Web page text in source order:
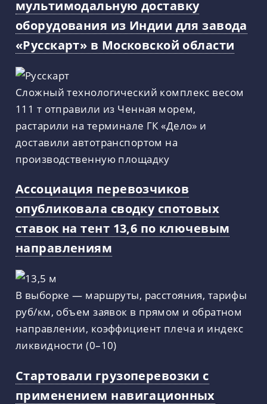
мультимодальную доставку
оборудования из Индии для завода
«Русскарт» в Московской области
Сложный технологический комплекс весом
111 т отправили из Ченная морем,
растарили на терминале ГК «Дело» и
доставили автотранспортом на
производственную площадку
Ассоциация перевозчиков
опубликовала сводку спотовых
ставок на тент 13,6 по ключевым
направлениям
В выборке — маршруты, расстояния, тарифы
руб/км, объем заявок в прямом и обратном
направлении, коэффициент плеча и индекс
ликвидности (0–10)
Стартовали грузоперевозки с
применением навигационных